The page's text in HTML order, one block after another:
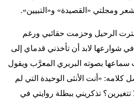
ومجلتي «القصيدة» و«التبيين».
الرحيل وحزمت حقائبي ورغم
شوارعها لابد أن تأخذني قدماي إلى
سماعها بصوته البربري المعرَّب ويقول
كلامه: «أنت الأنثى الوحيدة التي لم
تتغيرين؟ تذكريني ببطلة روايتي في